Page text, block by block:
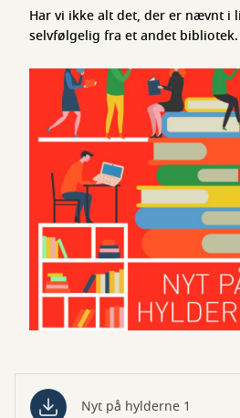
Har vi ikke alt det, der er nævnt i
selvfølgelig fra et andet bibliotek.
Nyt på hylderne 1